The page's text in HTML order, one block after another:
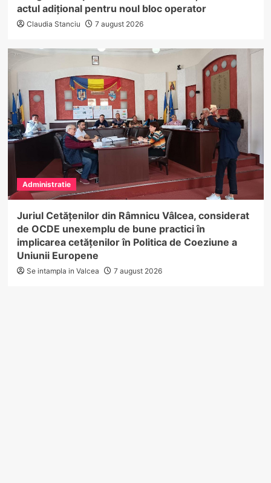
actul adițional pentru noul bloc operator
Claudia Stanciu 7 august 2026
Administratie
Juriul Cetățenilor din Râmnicu Vâlcea, considerat
de OCDE unexemplu de bune practici în
implicarea cetățenilor în Politica de Coeziune a
Uniunii Europene
Se intampla in Valcea 7 august 2026